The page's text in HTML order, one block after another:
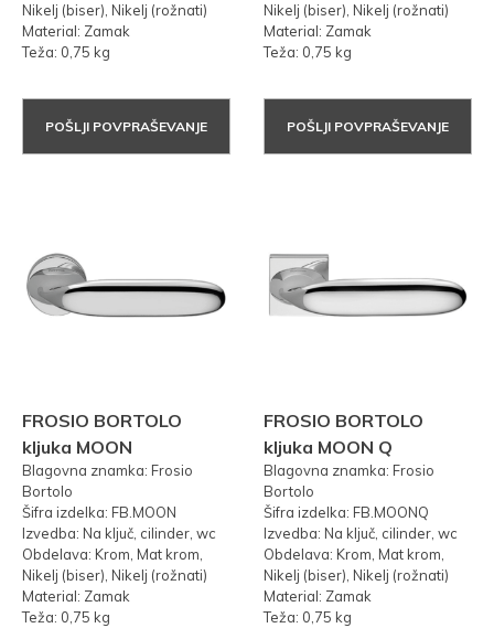
Nikelj (biser), Nikelj (rožnati)
Material: Zamak
Teža: 0,75 kg
POŠLJI POVPRAŠEVANJE
Nikelj (biser), Nikelj (rožnati)
Material: Zamak
Teža: 0,75 kg
POŠLJI POVPRAŠEVANJE
FROSIO BORTOLO
kljuka MOON
Blagovna znamka: Frosio
Bortolo
Šifra izdelka: FB.MOON
Izvedba: Na ključ, cilinder, wc
Obdelava: Krom, Mat krom,
Nikelj (biser), Nikelj (rožnati)
Material: Zamak
Teža: 0,75 kg
FROSIO BORTOLO
kljuka MOON Q
Blagovna znamka: Frosio
Bortolo
Šifra izdelka: FB.MOONQ
Izvedba: Na ključ, cilinder, wc
Obdelava: Krom, Mat krom,
Nikelj (biser), Nikelj (rožnati)
Material: Zamak
Teža: 0,75 kg